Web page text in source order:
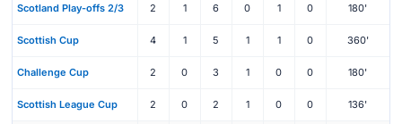
Scotland Play-offs 2/3 2 1 6 0 1 0 180'
Scottish Cup 4 1 5 1 1 0 360'
Challenge Cup 2 0 3 1 0 0 180'
Scottish League Cup 2 0 2 1 0 0 136'